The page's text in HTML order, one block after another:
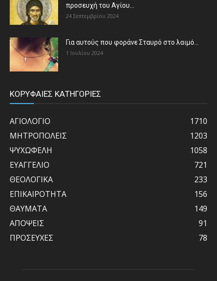
προσευχή του Αγίου...
24 Σεπτεμβρίου 2024
Για αυτούς που φοράνε Σταυρό στο λαιμό…
1 Ιουλίου 2024
ΚΟΡΥΦΑΙΕΣ ΚΑΤΗΓΟΡΙΕΣ
ΑΓΙΟΛΟΓΙΟ
1710
ΜΗΤΡΟΠΟΛΕΙΣ
1203
ΨΥΧΩΦΕΛΗ
1058
ΕΥΑΓΓΕΛΙΟ
721
ΘΕΟΛΟΓΙΚΑ
233
ΕΠΙΚΑΙΡΟΤΗΤΑ
156
ΘΑΥΜΑΤΑ
149
ΑΠΟΨΕΙΣ
91
ΠΡΟΣΕΥΧΕΣ
78